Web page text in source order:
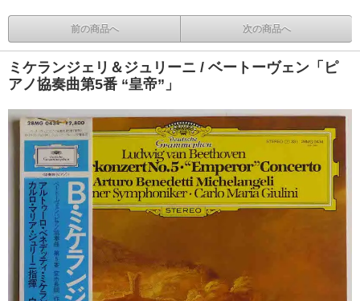
前の商品へ 次の商品へ
ミケランジェリ＆ジュリーニ / ベートーヴェン「ピ
アノ協奏曲第5番 “皇帝”」